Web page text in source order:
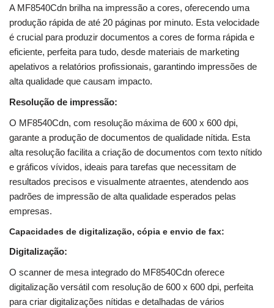
A MF8540Cdn brilha na impressão a cores, oferecendo uma
produção rápida de até 20 páginas por minuto. Esta velocidade
é crucial para produzir documentos a cores de forma rápida e
eficiente, perfeita para tudo, desde materiais de marketing
apelativos a relatórios profissionais, garantindo impressões de
alta qualidade que causam impacto.
Resolução de impressão:
O MF8540Cdn, com resolução máxima de 600 x 600 dpi,
garante a produção de documentos de qualidade nítida. Esta
alta resolução facilita a criação de documentos com texto nítido
e gráficos vívidos, ideais para tarefas que necessitam de
resultados precisos e visualmente atraentes, atendendo aos
padrões de impressão de alta qualidade esperados pelas
empresas.
Capacidades de digitalização, cópia e envio de fax:
Digitalização:
O scanner de mesa integrado do MF8540Cdn oferece
digitalização versátil com resolução de 600 x 600 dpi, perfeita
para criar digitalizações nítidas e detalhadas de vários